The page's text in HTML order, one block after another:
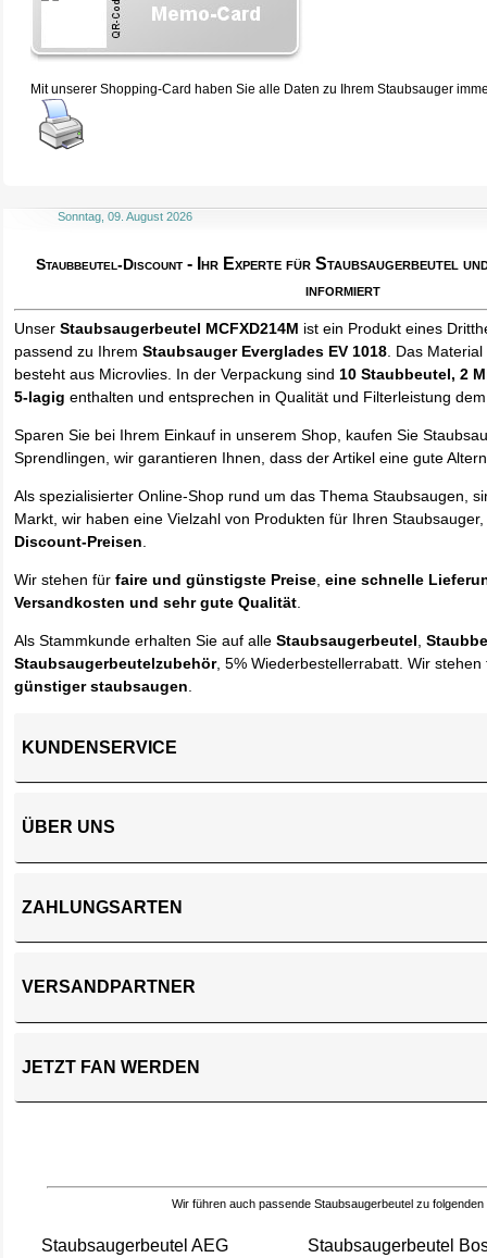
Mit unserer Shopping-Card haben Sie alle Daten zu Ihrem Staubsauger
Sonntag, 09. August 2026
Staubbeutel-Discount - Ihr Experte für Staubsaugerbeutel
informiert
UnserStaubsaugerbeutel MCFXD214M ist ein Produkt eines
passend zu IhremStaubsauger Everglades EV 1018 . Das
besteht aus Microvlies. In der Verpackung sind 10 Staubbeutel, 2
5-lagig enthalten und entsprechen in Qualität und Filterleistung
Sparen Sie bei Ihrem Einkauf in unserem Shop, kaufen Sie
Sprendlingen, wir garantieren Ihnen, dass der Artikel eine gute
Als spezialisierter Online-Shop rund um das Thema Staubsaugen,
Markt, wir haben eine Vielzahl von Produkten für Ihren
Discount-Preisen
Wir stehen fürfaire und günstigste Preise ,eine schnelle
Versandkosten und sehr gute Qualität
Als Stammkunde erhalten Sie auf alleStaubsaugerbeutel ,
Staubsaugerbeutelzubehör, 5% Wiederbestellerrabatt. Wir
günstiger staubsaugen
KUNDENSERVICE
ÜBER UNS
ZAHLUNGSARTEN
VERSANDPARTNER
JETZT FAN WERDEN
Wir führen auch passende Staubsaugerbeutel zu folgenden
Staubsaugerbeutel AEG
Staubsaugerbeutel